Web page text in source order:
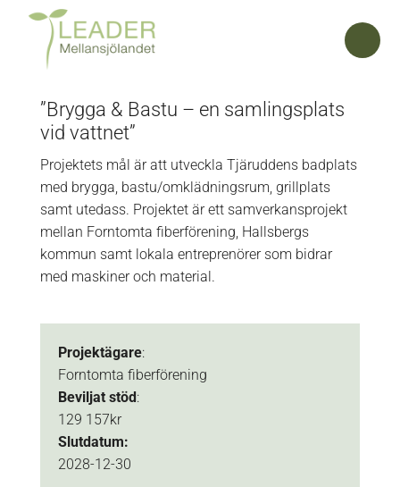
”Brygga & Bastu – en samlingsplats
vid vattnet”
Projektets mål är att utveckla Tjäruddens badplats
med brygga, bastu/omklädningsrum, grillplats
samt utedass. Projektet är ett samverkansprojekt
mellan Forntomta fiberförening, Hallsbergs
kommun samt lokala entreprenörer som bidrar
med maskiner och material.
Projektägare:
Forntomta fiberförening
Beviljat stöd:
129 157kr
Slutdatum:
2028-12-30